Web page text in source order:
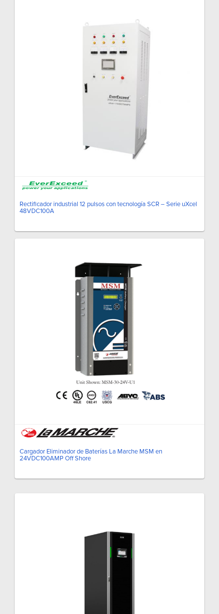
Rectificador industrial 12 pulsos con tecnología SCR – Serie uXcel
48VDC100A
Cargador Eliminador de Baterías La Marche MSM en
24VDC100AMP Off Shore